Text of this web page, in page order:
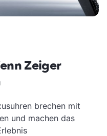
Zeiger
brechen mit
und machen das